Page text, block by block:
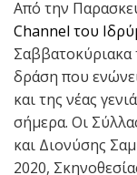
Από την
Channel του
Σαββατοκύριακα
δράση που
και της νέας
σήμερα. Οι
και Διονύσης
2020,